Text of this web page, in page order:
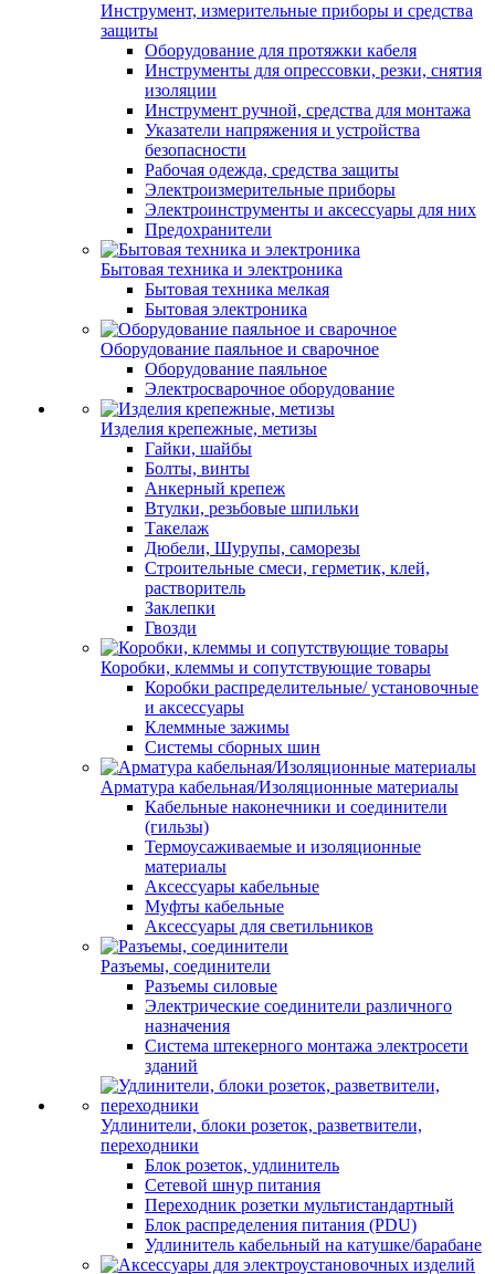
Инструмент, измерительные приборы и средства
защиты
Оборудование для протяжки кабеля
Инструменты для опрессовки, резки, снятия
изоляции
Инструмент ручной, средства для монтажа
Указатели напряжения и устройства
безопасности
Рабочая одежда, средства защиты
Электроизмерительные приборы
Электроинструменты и аксессуары для них
Предохранители
Бытовая техника и электроника
Бытовая техника мелкая
Бытовая электроника
Оборудование паяльное и сварочное
Оборудование паяльное
Электросварочное оборудование
Изделия крепежные, метизы
Гайки, шайбы
Болты, винты
Анкерный крепеж
Втулки, резьбовые шпильки
Такелаж
Дюбели, Шурупы, саморезы
Строительные смеси, герметик, клей,
растворитель
Заклепки
Гвозди
Коробки, клеммы и сопутствующие товары
Коробки распределительные/ установочные
и аксессуары
Клеммные зажимы
Системы сборных шин
Арматура кабельная/Изоляционные материалы
Кабельные наконечники и соединители
(гильзы)
Термоусаживаемые и изоляционные
материалы
Аксессуары кабельные
Муфты кабельные
Аксессуары для светильников
Разъемы, соединители
Разъемы силовые
Электрические соединители различного
назначения
Система штекерного монтажа электросети
зданий
Удлинители, блоки розеток, разветвители,
переходники
Блок розеток, удлинитель
Сетевой шнур питания
Переходник розетки мультистандартный
Блок распределения питания (PDU)
Удлинитель кабельный на катушке/барабане